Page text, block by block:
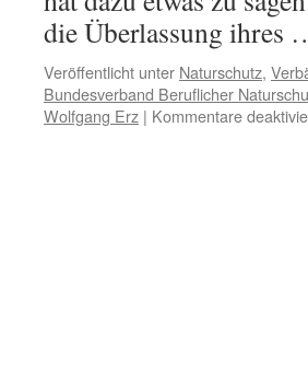
die Überlassung ihres
Veröffentlicht unter Naturschutz,
Bundesverband Beruflicher
Wolfgang Erz | Kommentare